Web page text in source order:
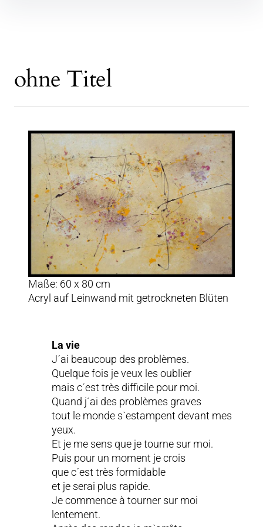
ohne Titel
Maße: 60 x 80 cm
Acryl auf Leinwand mit getrockneten Blüten
La vie
J´ai beaucoup des problèmes.
Quelque fois je veux les oublier
mais c´est très difficile pour moi.
Quand j´ai des problèmes graves
tout le monde s`estampent devant mes
yeux.
Et je me sens que je tourne sur moi.
Puis pour un moment je crois
que c´est très formidable
et je serai plus rapide.
Je commence à tourner sur moi
lentement.